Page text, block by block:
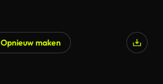
Opnieuw maken